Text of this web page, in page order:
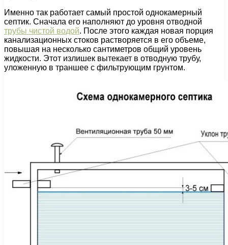
Именно так работает самый простой однокамерный
септик. Сначала его наполняют до уровня отводной
трубы чистой водой. После этого каждая новая порция
канализационных стоков растворяется в его объеме,
повышая на несколько сантиметров общий уровень
жидкости. Этот излишек вытекает в отводную трубу,
уложенную в траншее с фильтрующим грунтом.